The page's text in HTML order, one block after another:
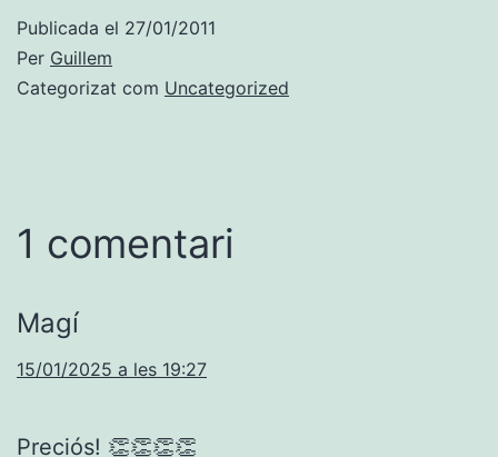
Publicada el 27/01/2011
Per Guillem
Categorizat com Uncategorized
1 comentari
Magí
15/01/2025 a les 19:27
Preciós! 👏👏👏👏